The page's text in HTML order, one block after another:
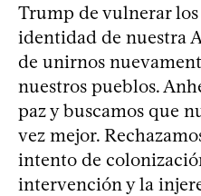
Trump de vulnerar
identidad de nuestra
de unirnos
nuestros pueblos.
paz y buscamos que
vez mejor.
intento de
intervención y la